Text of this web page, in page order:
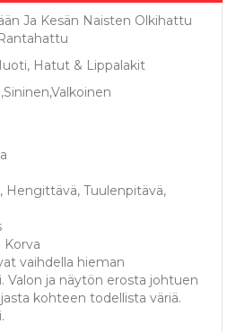
Ja Kesän Naisten Olkihattu
Hatut & Lippalakit
Hengittävä, Tuulenpitävä,
vaihdella hieman
Valon ja näytön erosta johtuen
kohteen todellista väriä.